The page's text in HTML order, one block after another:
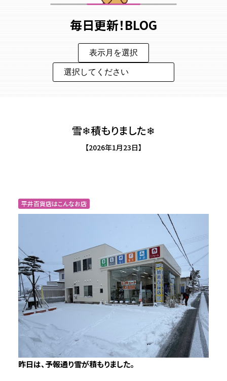
毎日更新！BLOG
雪❄積もりました❄
【2026年1月23日】
平井百貨店はこんなお店
昨日は、予報通り雪が積もりました。